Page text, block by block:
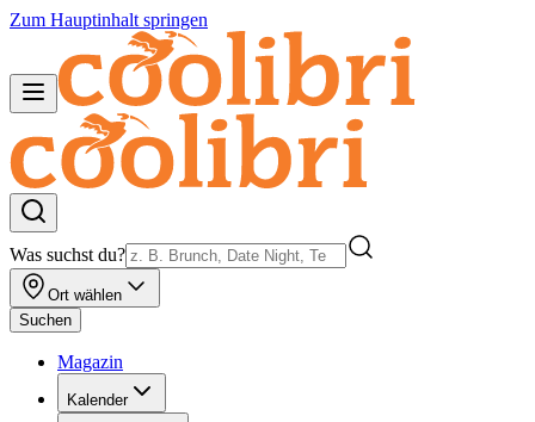
Zum Hauptinhalt springen
Was suchst du?
Ort wählen
Suchen
Magazin
Kalender